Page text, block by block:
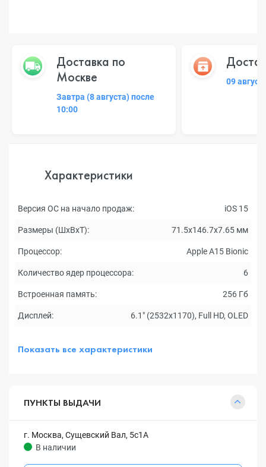
Доставка по
Москве
Завтра (8 августа) после
10:00
09
Характеристики
Версия ОС на начало продаж: iOS 15
Размеры (ШxВxТ): 71.5x146.7x7.65 мм
Процессор: Apple A15 Bionic
Количество ядер процессора: 6
Встроенная память: 256 Гб
Дисплей: 6.1" (2532x1170), Full HD, OLED
Показать все характеристики
ПУНКТЫ ВЫДАЧИ
г. Москва, Сущевский Вал, 5с1А
В наличии